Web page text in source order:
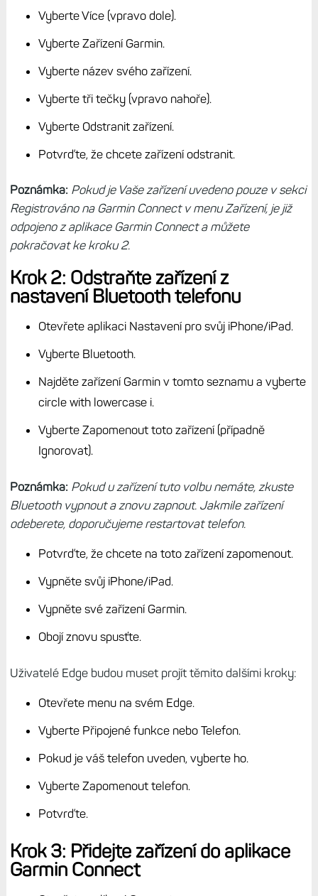
Vyberte Více (vpravo dole).
Vyberte Zařízení Garmin.
Vyberte název svého zařízení.
Vyberte tři tečky (vpravo nahoře).
Vyberte Odstranit zařízení.
Potvrďte, že chcete zařízení odstranit.
Poznámka: Pokud je Vaše zařízení uvedeno pouze v sekci
Registrováno na Garmin Connect v menu Zařízení, je již
odpojeno z aplikace Garmin Connect a můžete
pokračovat ke kroku 2.
Krok 2: Odstraňte zařízení z
nastavení Bluetooth telefonu
Otevřete aplikaci Nastavení pro svůj iPhone/iPad.
Vyberte Bluetooth.
Najděte zařízení Garmin v tomto seznamu a vyberte
circle with lowercase i.
Vyberte Zapomenout toto zařízení (případně
Ignorovat).
Poznámka: Pokud u zařízení tuto volbu nemáte, zkuste
Bluetooth vypnout a znovu zapnout. Jakmile zařízení
odeberete, doporučujeme restartovat telefon.
Potvrďte, že chcete na toto zařízení zapomenout.
Vypněte svůj iPhone/iPad.
Vypněte své zařízení Garmin.
Obojí znovu spusťte.
Uživatelé Edge budou muset projít těmito dalšími kroky:
Otevřete menu na svém Edge.
Vyberte Připojené funkce nebo Telefon.
Pokud je váš telefon uveden, vyberte ho.
Vyberte Zapomenout telefon.
Potvrďte.
Krok 3: Přidejte zařízení do aplikace
Garmin Connect